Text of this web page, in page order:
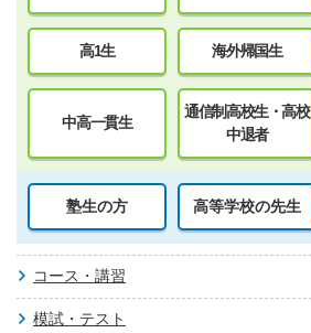
高1生 海外帰国生
中高一貫生
通信制高校生・高校
中退者
塾生の方 高等学校の先生
コース・講習
模試・テスト